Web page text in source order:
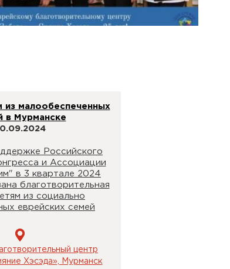
малообеспеченных
в Мурманске
Российского
и Ассоциации
в 3 квартале 2024
благотворительная
из социально
еврейских семей
центр
Хэсэда», Мурманск